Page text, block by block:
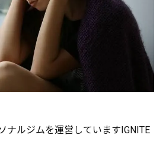
ナルジムを運営していますIGNITE